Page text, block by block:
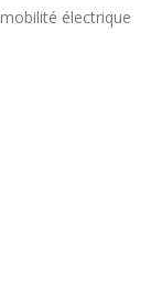
électrique